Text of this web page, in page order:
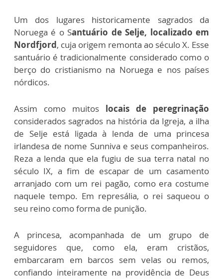
Um dos lugares historicamente sagrados da
Noruega é o Santuário de Selje, localizado em
Nordfjord, cuja origem remonta ao século X. Esse
santuário é tradicionalmente considerado como o
berço do cristianismo na Noruega e nos países
nórdicos.
Assim como muitos locais de peregrinação
considerados sagrados na história da Igreja, a ilha
de Selje está ligada à lenda de uma princesa
irlandesa de nome Sunniva e seus companheiros.
Reza a lenda que ela fugiu de sua terra natal no
século IX, a fim de escapar de um casamento
arranjado com um rei pagão, como era costume
naquele tempo. Em represália, o rei saqueou o
seu reino como forma de punição.
A princesa, acompanhada de um grupo de
seguidores que, como ela, eram cristãos,
embarcaram em barcos sem velas ou remos,
confiando inteiramente na providência de Deus